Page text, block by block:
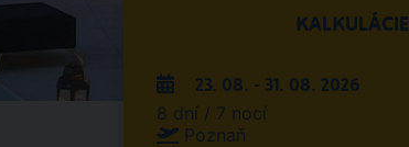
KALKULÁCIE
23. 08. - 31. 08. 2026
8 dní / 7 nocí
Poznaň